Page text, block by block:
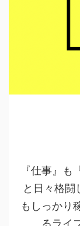
『仕事』も
と日々格闘
もしっかり
るライ